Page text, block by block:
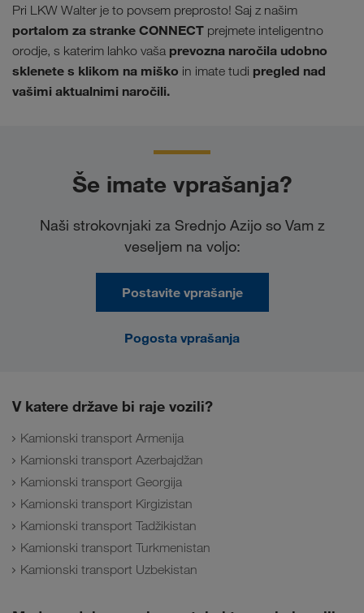
Pri LKW Walter je to povsem preprosto! Saj z našim
portalom za stranke CONNECT prejmete inteligentno
orodje, s katerim lahko vaša prevozna naročila udobno
sklenete s klikom na miško in imate tudi pregled nad
vašimi aktualnimi naročili.
Še imate vprašanja?
Naši strokovnjaki za Srednjo Azijo so Vam z
veseljem na voljo:
Postavite vprašanje
Pogosta vprašanja
V katere države bi raje vozili?
Kamionski transport Armenija
Kamionski transport Azerbajdžan
Kamionski transport Georgija
Kamionski transport Kirgizistan
Kamionski transport Tadžikistan
Kamionski transport Turkmenistan
Kamionski transport Uzbekistan